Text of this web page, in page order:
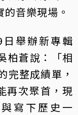
音樂現場。
舉辦新專輯
柏蒼說：「相
完整成績單，
再次聚首，現
寫下歷史一